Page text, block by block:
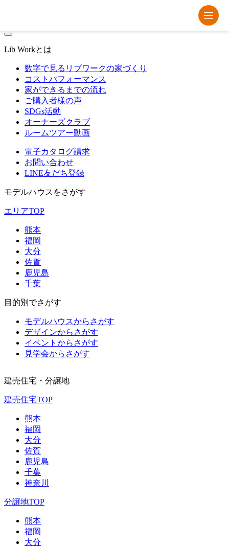
Lib Workとは
数字で見るリブワークの家づくり
コストパフォーマンス
家ができるまでの流れ
ご購入者様の声
SDGs活動
オーナーズクラブ
ルームツアー動画
電子カタログ請求
お問い合わせ
LINE友だち登録
モデルハウスをさがす
エリアTOP
熊本
福岡
大分
佐賀
鹿児島
千葉
目的別でさがす
モデルハウスからさがす
デザインからさがす
イベントからさがす
見学会からさがす
建売住宅・分譲地
建売住宅TOP
熊本
福岡
大分
佐賀
鹿児島
千葉
神奈川
分譲地TOP
熊本
福岡
大分